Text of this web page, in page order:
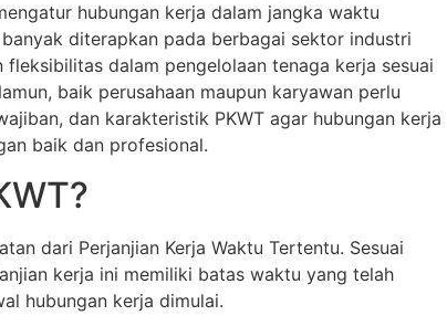
hubungan kerja dalam jangka waktu
diterapkan pada berbagai sektor industri
fleksibilitas dalam pengelolaan tenaga kerja sesuai
baik perusahaan maupun karyawan perlu
dan karakteristik PKWT agar hubungan kerja
baik dan profesional.
dari Perjanjian Kerja Waktu Tertentu. Sesuai
kerja ini memiliki batas waktu yang telah
hubungan kerja dimulai.